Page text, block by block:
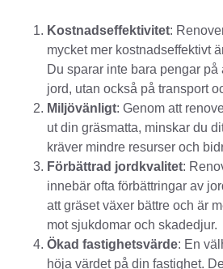
Kostnadseffektivitet:
mycket mer kostnadseffektivt
Du sparar inte bara pengar på
jord, utan också på transport
Miljövänligt: Genom att
ut din gräsmatta, minskar du
kräver mindre resurser och
Förbättrad jordkvalitet:
innebär ofta förbättringar av
att gräset växer bättre och är
mot sjukdomar och skadedjur.
Ökad fastighetsvärde: En
höja värdet på din fastighet.